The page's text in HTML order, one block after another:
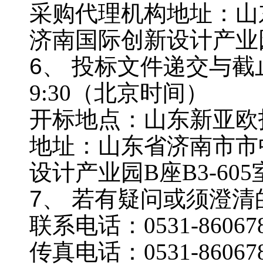
采购代理机构地址：
济南国际创新设计产
6、 投标文件递交与截
9:30 （北京时间）
开标地点：山东新亚
地址：山东省济南市
设计产业园B座B3-605
7、 若有疑问或须澄
联系电话： 0531-
传真电话： 0531-